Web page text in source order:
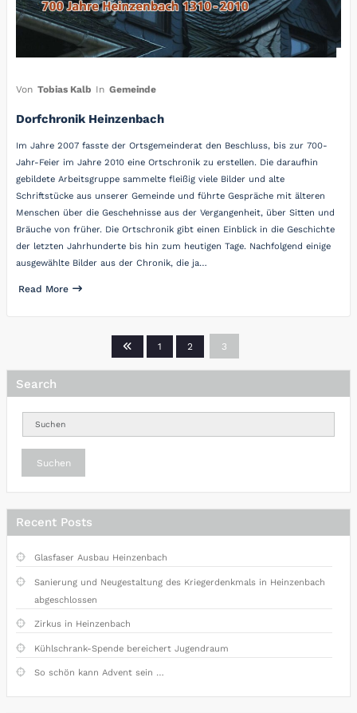
Von Tobias Kalb In Gemeinde
Dorfchronik Heinzenbach
Im Jahre 2007 fasste der Ortsgemeinderat den Beschluss, bis zur 700-
Jahr-Feier im Jahre 2010 eine Ortschronik zu erstellen. Die daraufhin
gebildete Arbeitsgruppe sammelte fleißig viele Bilder und alte
Schriftstücke aus unserer Gemeinde und führte Gespräche mit älteren
Menschen über die Geschehnisse aus der Vergangenheit, über Sitten und
Bräuche von früher. Die Ortschronik gibt einen Einblick in die Geschichte
der letzten Jahrhunderte bis hin zum heutigen Tage. Nachfolgend einige
ausgewählte Bilder aus der Chronik, die ja…
Read More
Seitennummerierung
der
Beiträge
1 2 3
Search
Suchen
Recent Posts
Glasfaser Ausbau Heinzenbach
Sanierung und Neugestaltung des Kriegerdenkmals in Heinzenbach
abgeschlossen
Zirkus in Heinzenbach
Kühlschrank-Spende bereichert Jugendraum
So schön kann Advent sein …